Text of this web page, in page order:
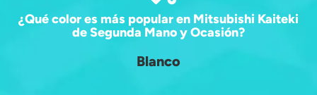
¿Qué color es más popular en Mitsubishi Kaiteki
de Segunda Mano y Ocasión?
Blanco